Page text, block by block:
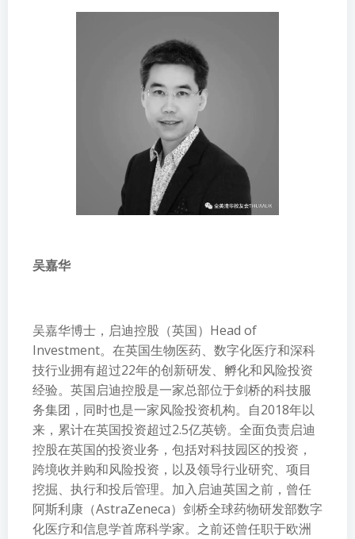
吴嘉华
吴嘉华博士，启迪控股（英国）Head of
Investment。在英国生物医药、数字化医疗和深科
技行业拥有超过22年的创新研发、孵化和风险投资
经验。英国启迪控股是一家总部位于剑桥的科技服
务集团，同时也是一家风险投资机构。自2018年以
来，累计在英国投资超过2.5亿英镑。全面负责启迪
控股在英国的投资业务，包括对科技园区的投资，
跨境收并购和风险投资，以及领导行业研究、项目
挖掘、执行和投后管理。加入启迪英国之前，曾任
阿斯利康（AstraZeneca）剑桥全球药物研发部数字
化医疗和信息学首席科学家。之前还曾任职于欧洲